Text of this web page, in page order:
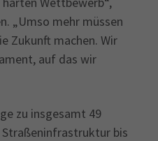
„Umso mehr müssen
Zukunft machen. Wir
auf das wir
zu insgesamt 49
bis